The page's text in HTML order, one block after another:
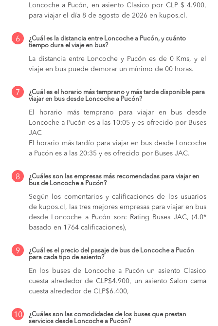
Loncoche a Pucón, en asiento Clasico por CLP $ 4.900,
para viajar el día 8 de agosto de 2026 en kupos.cl.
6
¿Cuál es la distancia entre Loncoche a Pucón, y cuánto
tiempo dura el viaje en bus?
La distancia entre Loncoche y Pucón es de 0 Kms, y el
viaje en bus puede demorar un mínimo de 00 horas.
7
¿Cuál es el horario más temprano y más tarde disponible para
viajar en bus desde Loncoche a Pucón?
El horario más temprano para viajar en bus desde
Loncoche a Pucón es a las 10:05 y es ofrecido por Buses
JAC
El horario más tardío para viajar en bus desde Loncoche
a Pucón es a las 20:35 y es ofrecido por Buses JAC.
8
¿Cuáles son las empresas más recomendadas para viajar en
bus de Loncoche a Pucón?
Según los comentarios y calificaciones de los usuarios
de kupos.cl, las tres mejores empresas para viajar en bus
desde Loncoche a Pucón son: Rating Buses JAC, (4.0*
basado en 1764 calificaciones),
9
¿Cuál es el precio del pasaje de bus de Loncoche a Pucón
para cada tipo de asiento?
En los buses de Loncoche a Pucón un asiento Clasico
cuesta alrededor de CLP$4.900, un asiento Salon cama
cuesta alrededor de CLP$6.400,
10
¿Cuáles son las comodidades de los buses que prestan
servicios desde Loncoche a Pucón?